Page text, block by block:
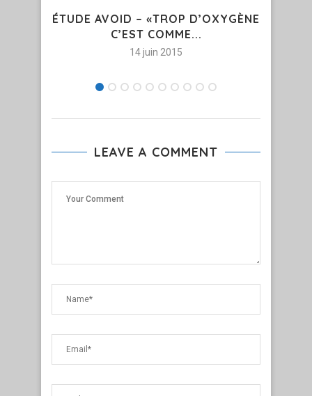
ÉTUDE AVOID – «TROP D’OXYGÈNE
C’EST COMME...
14 juin 2015
LEAVE A COMMENT